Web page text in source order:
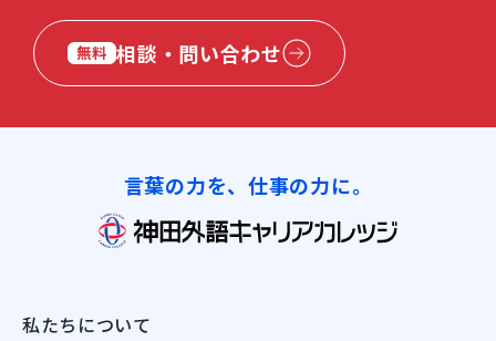
無料 相談・問い合わせ
言葉の力を、仕事の力に。
私たちについて